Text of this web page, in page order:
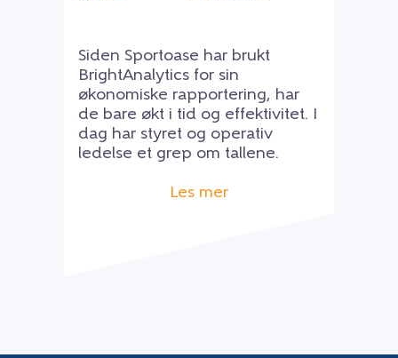
Siden Sportoase har brukt
BrightAnalytics for sin
økonomiske rapportering, har
de bare økt i tid og effektivitet. I
dag har styret og operativ
ledelse et grep om tallene.
Les mer